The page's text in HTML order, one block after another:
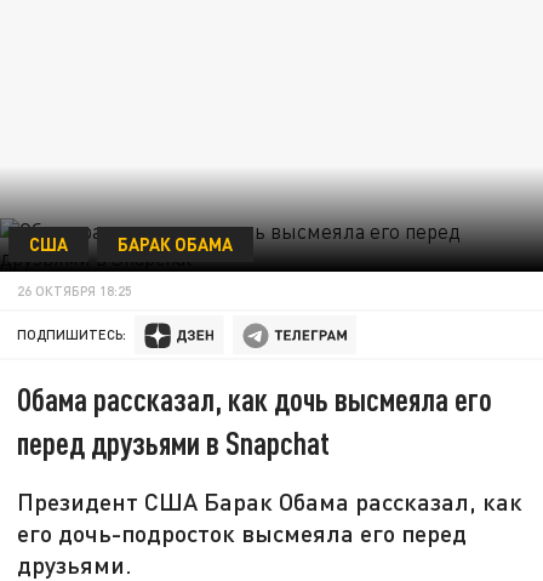
США БАРАК ОБАМА
26 ОКТЯБРЯ 18:25
ПОДПИШИТЕСЬ:
Обама рассказал, как дочь высмеяла его
перед друзьями в Snapchat
Президент США Барак Обама рассказал, как
его дочь-подросток высмеяла его перед
друзьями.